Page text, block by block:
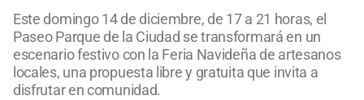
Este domingo 14 de diciembre, de 17 a 21 horas, el
Paseo Parque de la Ciudad se transformará en un
escenario festivo con la Feria Navideña de artesanos
locales, una propuesta libre y gratuita que invita a
disfrutar en comunidad.